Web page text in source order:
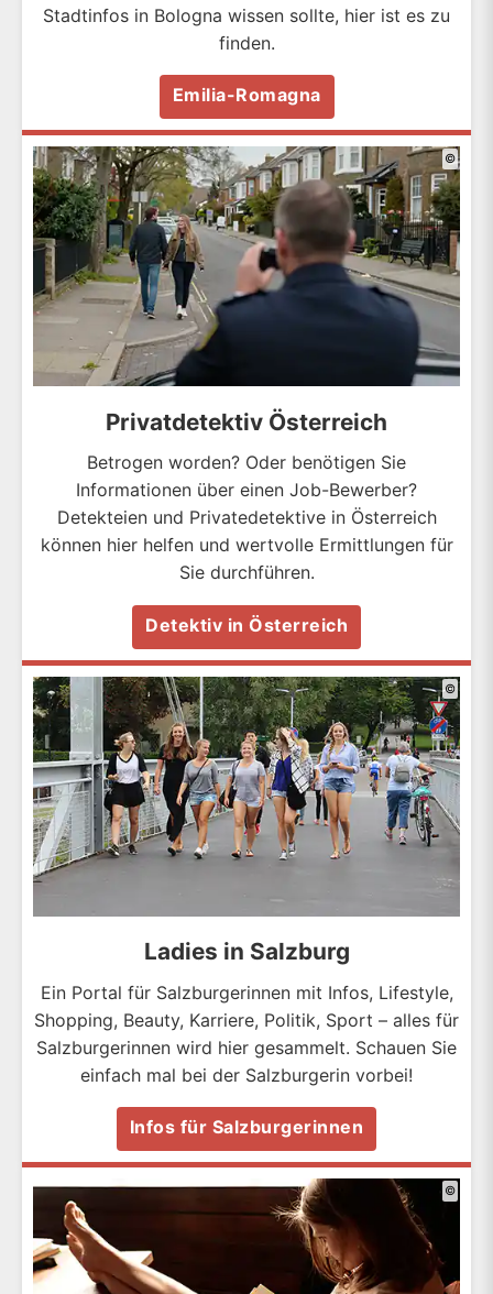
Stadtinfos in Bologna wissen sollte, hier ist es zu
finden.
Emilia-Romagna
©
Privatdetektiv Österreich
Betrogen worden? Oder benötigen Sie
Informationen über einen Job-Bewerber?
Detekteien und Privatedetektive in Österreich
können hier helfen und wertvolle Ermittlungen für
Sie durchführen.
Detektiv in Österreich
©
Ladies in Salzburg
Ein Portal für Salzburgerinnen mit Infos, Lifestyle,
Shopping, Beauty, Karriere, Politik, Sport – alles für
Salzburgerinnen wird hier gesammelt. Schauen Sie
einfach mal bei der Salzburgerin vorbei!
Infos für Salzburgerinnen
©